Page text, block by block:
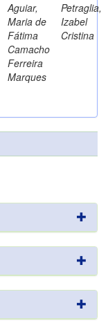
Aguiar,
Maria de
Fátima
Camacho
Ferreira
Marques
Petraglia,
Izabel
Cristina